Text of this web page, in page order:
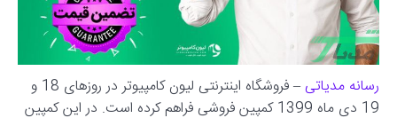
رسانه مدیاتی
– فروشگاه اینترنتی لیون کامپیوتر در روزهای 18 و
19 دی ماه 1399 کمپین فروشی فراهم کرده است. در این کمپین